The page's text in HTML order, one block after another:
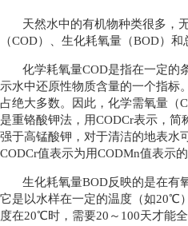
天然水中的有机物种类很多，
（COD）、生化耗氧量（BOD）和
化学耗氧量COD是指在一定的
示水中还原性物质含量的一个指标
占绝大多数。因此，化学需氧量（
是重铬酸钾法，用CODCr表示，
强于高锰酸钾，对于清洁的地表水
CODCr值表示为用CODMn值表示
生化耗氧量BOD反映的是在有
它是以水样在一定的温度（如20℃
度在20℃时，需要20～100天才能